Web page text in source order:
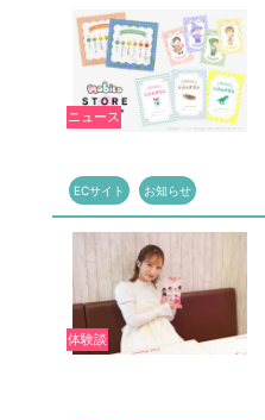
ニュース
ECサイト お知らせ
体験談